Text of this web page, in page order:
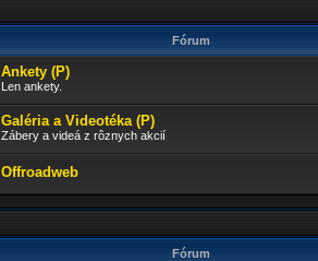
Fórum
Ankety (P)
Len ankety.
Galéria a Videotéka (P)
Zábery a videá z rôznych akcií
Offroadweb
Fórum